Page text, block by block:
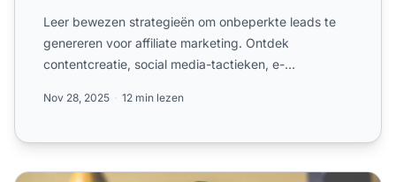
Leer bewezen strategieën om onbeperkte leads te
genereren voor affiliate marketing. Ontdek
contentcreatie, social media-tactieken, e-
Nov 28, 2025 12 min lezen